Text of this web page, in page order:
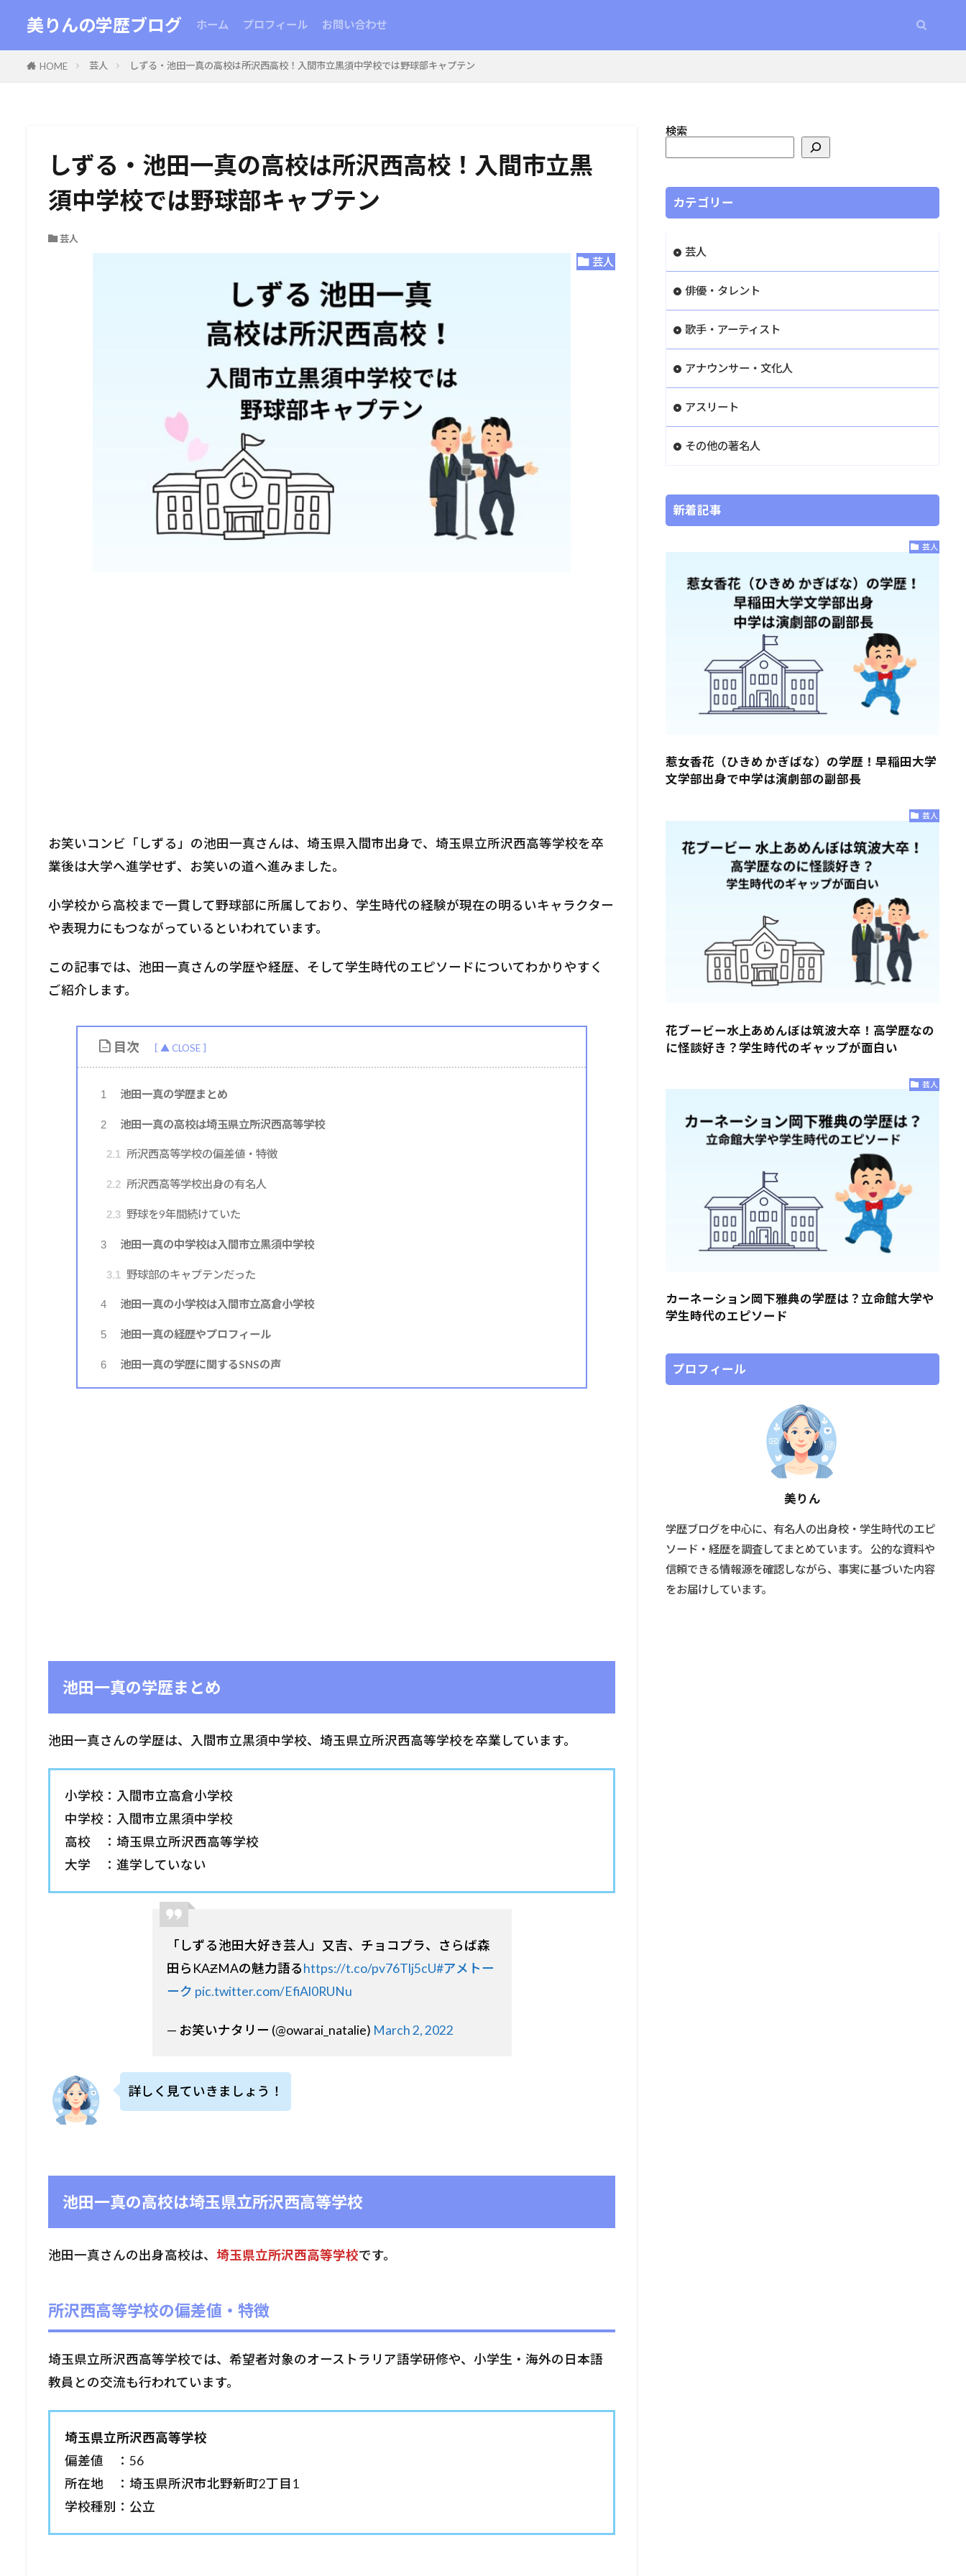
美りんの学歴ブログ ホーム プロフィール お問い合わせ
HOME 芸人 しずる・池田一真の高校は所沢西高校！入間市立黒須中学校では野球部キャプテン
しずる・池田一真の高校は所沢西高校！入間市立黒
須中学校では野球部キャプテン
芸人
芸人
お笑いコンビ「しずる」の池田一真さんは、埼玉県入間市出身で、埼玉県立所沢西高等学校を卒
業後は大学へ進学せず、お笑いの道へ進みました。
小学校から高校まで一貫して野球部に所属しており、学生時代の経験が現在の明るいキャラクター
や表現力にもつながっているといわれています。
この記事では、池田一真さんの学歴や経歴、そして学生時代のエピソードについてわかりやすく
ご紹介します。
目次
1 池田一真の学歴まとめ
2 池田一真の高校は埼玉県立所沢西高等学校
2.1 所沢西高等学校の偏差値・特徴
2.2 所沢西高等学校出身の有名人
2.3 野球を9年間続けていた
3 池田一真の中学校は入間市立黒須中学校
3.1 野球部のキャプテンだった
4 池田一真の小学校は入間市立高倉小学校
5 池田一真の経歴やプロフィール
6 池田一真の学歴に関するSNSの声
池田一真の学歴まとめ
池田一真さんの学歴は、入間市立黒須中学校、埼玉県立所沢西高等学校を卒業しています。
小学校：入間市立高倉小学校
中学校：入間市立黒須中学校
高校 ：埼玉県立所沢西高等学校
大学 ：進学していない
「しずる池田大好き芸人」又吉、チョコプラ、さらば森
田らKAƵMAの魅力語るhttps://t.co/pv76Tlj5cU#アメトー
ーク pic.twitter.com/EfiAl0RUNu
— お笑いナタリー (@owarai_natalie) March 2, 2022
詳しく見ていきましょう！
池田一真の高校は埼玉県立所沢西高等学校
池田一真さんの出身高校は、 埼玉県立所沢西高等学校です。
所沢西高等学校の偏差値・特徴
埼玉県立所沢西高等学校では、希望者対象のオーストラリア語学研修や、小学生・海外の日本語
教員との交流も行われています。
埼玉県立所沢西高等学校
偏差値 ：56
所在地 ：埼玉県所沢市北野新町2丁目1
学校種別：公立
検索
カテゴリー
芸人
俳優・タレント
歌手・アーティスト
アナウンサー・文化人
アスリート
その他の著名人
新着記事
芸人
惹女香花（ひきめ かぎばな）の学歴！早稲田大学
文学部出身で中学は演劇部の副部長
芸人
花ブービー水上あめんぼは筑波大卒！高学歴なの
に怪談好き？学生時代のギャップが面白い
芸人
カーネーション岡下雅典の学歴は？立命館大学や
学生時代のエピソード
プロフィール
美りん
学歴ブログを中心に、有名人の出身校・学生時代のエピ
ソード・経歴を調査してまとめています。 公的な資料や
信頼できる情報源を確認しながら、事実に基づいた内容
をお届けしています。